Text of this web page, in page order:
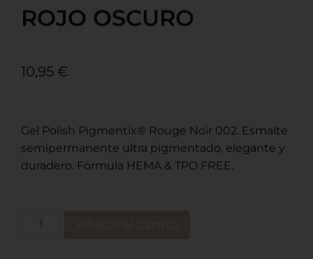
ROJO OSCURO
10,95 €
Gel Polish Pigmentix® Rouge Noir 002. Esmalte
semipermanente ultra pigmentado, elegante y
duradero. Fórmula HEMA & TPO FREE.